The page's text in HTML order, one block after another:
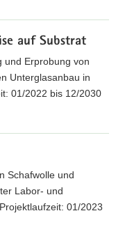
auf Substrat
und Erprobung von
Unterglasanbau in
01/2022 bis 12/2030
Schafwolle und
Labor- und
01/2023